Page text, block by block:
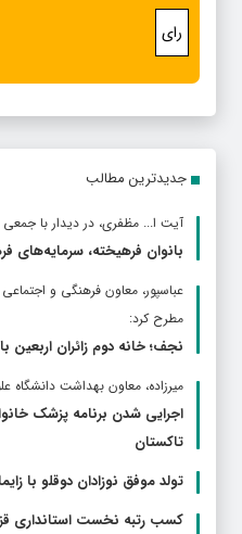
رای
جدیدترین مطالب
آیت ا... مظفری، در دیدار با جمعی
بانوان فرهیخته، سرمایه‌های
عباسپور، معاون فرهنگی و
مطرح كرد:
نجف؛ خانه دوم زائران اربعین
ميرزاده، معاون بهداشت دانشگاه
اجرایی شدن برنامه پزشک
تاکستان
تولد موفق نوزادان دوقلو با
کسب رتبه نخست استانداری